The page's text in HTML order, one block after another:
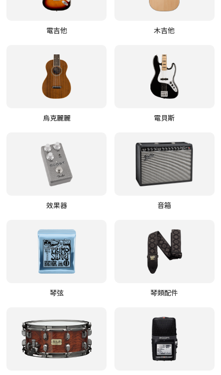
電吉他 木吉他
烏克麗麗 電貝斯
效果器 音箱
琴弦 琴類配件